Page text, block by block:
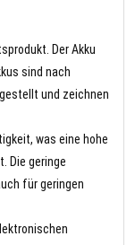
Der Akku
sind nach
und zeichnen
was eine hohe
Die geringe
für geringen